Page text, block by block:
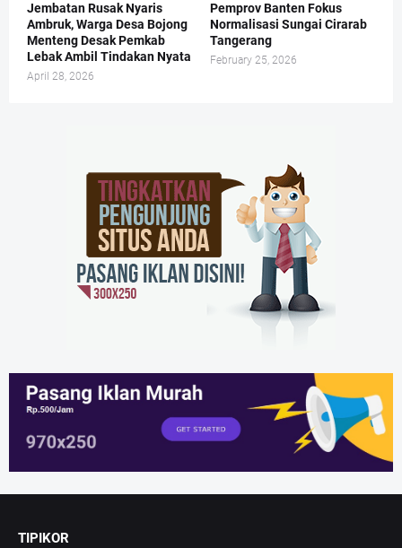
Jembatan Rusak Nyaris
Ambruk, Warga Desa Bojong
Menteng Desak Pemkab
Lebak Ambil Tindakan Nyata
April 28, 2026
Pemprov Banten Fokus
Normalisasi Sungai Cirarab
Tangerang
February 25, 2026
TIPIKOR